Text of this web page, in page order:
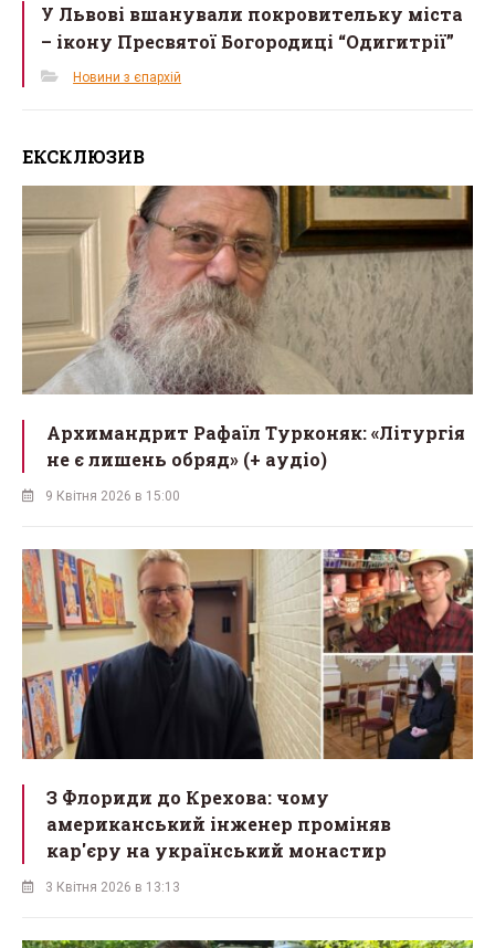
У Львові вшанували покровительку міста
– ікону Пресвятої Богородиці “Одигитрії”
Новини з єпархій
ЕКСКЛЮЗИВ
Архимандрит Рафаїл Турконяк: «Літургія
не є лишень обряд» (+ аудіо)
9 Квітня 2026 в 15:00
З Флориди до Крехова: чому
американський інженер проміняв
кар'єру на український монастир
3 Квітня 2026 в 13:13